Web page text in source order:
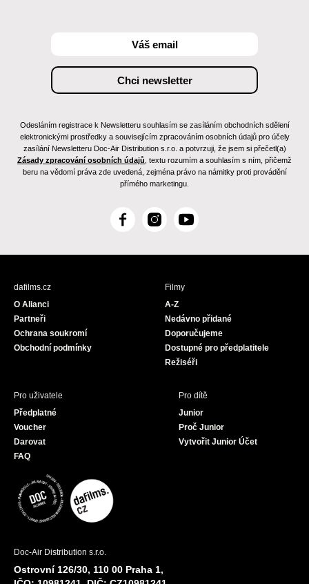
Odesláním registrace k Newsletteru souhlasím se zasíláním obchodních sdělení
elektronickými prostředky a souvisejícím zpracováním osobních údajů pro účely
zasílání Newsletteru Doc-Air Distribution s.r.o. a potvrzuji, že jsem si přečetl(a)
Zásady zpracování osobních údajů , textu rozumím a souhlasím s ním, přičemž
beru na vědomí práva zde uvedená, zejména právo na námitky proti provádění
přímého marketingu.
F
c
I
s
Y
u
dafilms.cz
O Alianci
Partneři
Ochrana soukromí
Obchodní podmínky
Filmy
A-Z
Nedávno přidané
Doporučujeme
Dostupné pro předplatitele
Režiséři
Pro uživatele
Předplatné
Voucher
Darovat
FAQ
Pro dítě
Junior
Proč Junior
Vytvořit Junior Účet
Doc-Air Distribution s.r.o.
Ostrovní 126/30, 110 00 Praha 1,